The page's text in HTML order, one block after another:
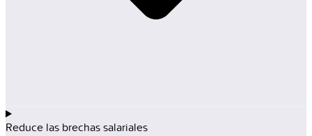
Reduce las brechas salariales